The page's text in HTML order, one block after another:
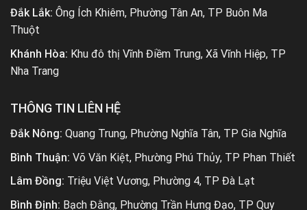
Đắk Lắk: Ông Ích Khiêm, Phường Tân An, TP Buôn Ma
Thuột
Khánh Hòa: Khu đô thị Vĩnh Điềm Trung, Xã Vĩnh Hiệp, TP
Nha Trang
THÔNG TIN LIÊN HỆ
Đắk Nông: Quang Trung, Phường Nghĩa Tân, TP Gia Nghĩa
Bình Thuận: Võ Văn Kiệt, Phường Phú Thủy, TP Phan Thiết
Lâm Đồng: Triệu Việt Vương, Phường 4, TP Đà Lạt
Bình Định: Bạch Đằng, Phường Trần Hưng Đạo, TP Quy